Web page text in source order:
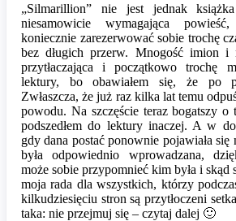
„Silmarillion” nie jest jednak
niesamowicie wymagająca
koniecznie zarezerwować sobie trochę
bez długich przerw. Mnogość imion i
przytłaczająca i początkowo trochę
lektury, bo obawiałem się, że po
Zwłaszcza, że już raz kilka lat temu
powodu. Na szczęście teraz bogatszy o
podszedłem do lektury inaczej. A w
gdy dana postać ponownie pojawiała
była odpowiednio wprowadzana,
może sobie przypomnieć kim była i skąd
moja rada dla wszystkich, którzy
kilkudziesięciu stron są przytłoczeni
taka: nie przejmuj się – czytaj dalej 🙂